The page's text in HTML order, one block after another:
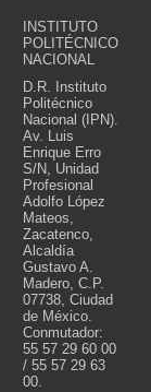
INSTITUTO
POLITÉCNICO
NACIONAL
D.R. Instituto
Politécnico
Nacional (IPN).
Av. Luis
Enrique Erro
S/N, Unidad
Profesional
Adolfo López
Mateos,
Zacatenco,
Alcaldía
Gustavo A.
Madero, C.P.
07738, Ciudad
de México.
Conmutador:
55 57 29 60 00
/ 55 57 29 63
00.